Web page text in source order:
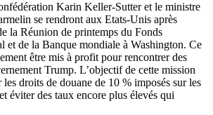
Karin Keller-Sutter et le ministre
se rendront aux Etats-Unis après
la Réunion de printemps du Fonds
et de la Banque mondiale à Washington. Ce
être mis à profit pour rencontrer des
Trump. L’objectif de cette mission
droits de douane de 10 % imposés sur les
éviter des taux encore plus élevés qui